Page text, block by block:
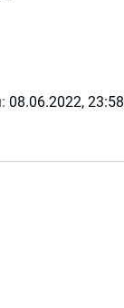
08.06.2022, 23:58